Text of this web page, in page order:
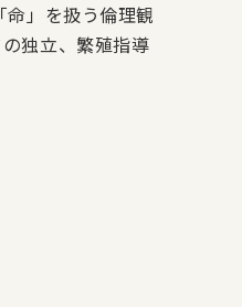
」を扱う倫理観
独立、繁殖指導